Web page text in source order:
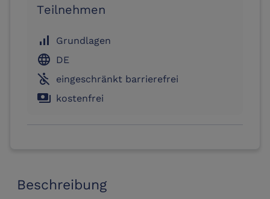
Beschreibung
Teilnehmen
signal_cellular_alt Grundlagen
language DE
not_accessible eingeschränkt barrierefrei
payments kostenfrei